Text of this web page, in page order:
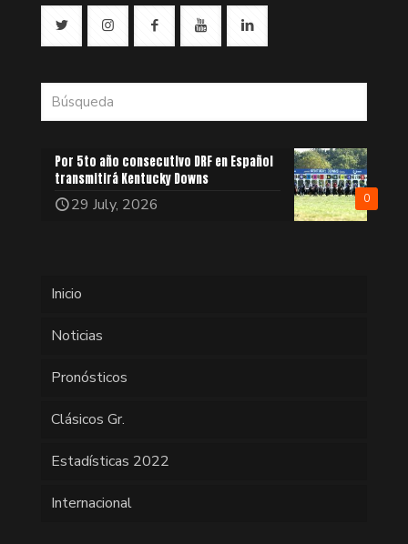
0
Por 5to año consecutivo DRF en Español
transmitirá Kentucky Downs
29 July, 2026
Inicio
Noticias
Pronósticos
Clásicos Gr.
Estadísticas 2022
Internacional